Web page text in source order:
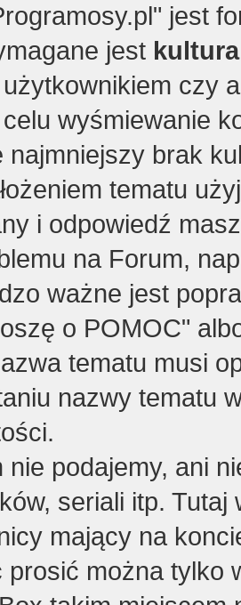
jest
jest
czy
wyśmiewanie
brak
tematu
i odpowiedź
na Forum,
ważne jest
o POMOC"
tematu musi
nazwy tematu
nie podajemy, ani
seriali itp. Tutaj
mający na
prosić można tylko